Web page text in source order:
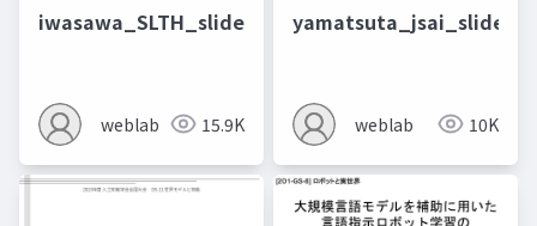
iwasawa_SLTH_slide
weblab 15.9K
yamatsuta_jsai_slide
weblab 10K